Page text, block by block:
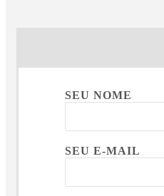
SEU NOME
SEU E-MAIL